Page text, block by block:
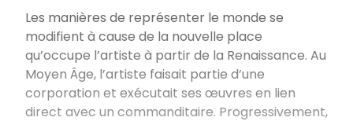
Les manières de représenter le monde se
modifient à cause de la nouvelle place
qu’occupe l’artiste à partir de la Renaissance. Au
Moyen Âge, l’artiste faisait partie d’une
corporation et exécutait ses œuvres en lien
direct avec un commanditaire. Progressivement,